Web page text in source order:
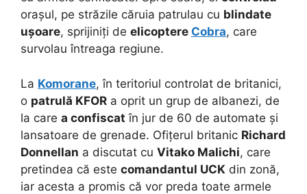
orașul, pe străzile căruia patrulau cu blindate
ușoare, sprijiniți de elicoptere Cobra, care
survolau întreaga regiune.
La Komorane, în teritoriul controlat de britanici,
o patrulă KFOR a oprit un grup de albanezi, de
la care a confiscat în jur de 60 de automate și
lansatoare de grenade. Ofițerul britanic Richard
Donnellan a discutat cu Vitako Malichi, care
pretindea că este comandantul UCK din zonă,
iar acesta a promis că vor preda toate armele